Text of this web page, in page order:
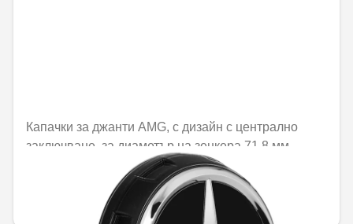
Капачки за джанти AMG, с дизайн с централно
заключване, за диаметър на зенкера 71,8 мм
Не е налично онлайн
44,57 € / 87,17 лв.